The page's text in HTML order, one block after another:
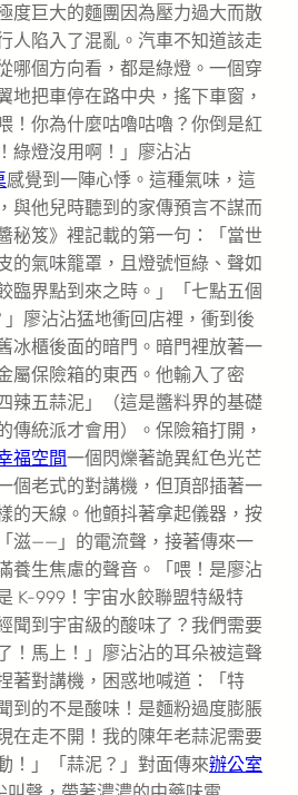
度巨大的麵團因為壓力過大而散
人陷入了混亂。汽車不知道該走
哪個方向看，都是綠燈。一個穿
地把車停在路中央，搖下車窗，
！你為什麼咕嚕咕嚕？你倒是紅
綠燈沒用啊！」廖沾沾
感覺到一陣心悸。這種氣味，這
與他兒時聽到的家傳預言不謀而
秘笈》裡記載的第一句：「當世
的氣味籠罩，且燈號恒綠、聲如
臨界點到來之時。」「七點五個
廖沾沾猛地衝回店裡，衝到後
冰櫃後面的暗門。暗門裡放著一
屬保險箱的東西。他輸入了密
辣五蒜泥」（這是醬料界的基礎
傳統派才會用）。保險箱打開，
福空間一個閃爍著詭異紅色光芒
個老式的對講機，但頂部插著一
的天線。他顫抖著拿起儀器，按
滋——」的電流聲，接著傳來一
養生焦慮的聲音。「喂！是廖沾
K-999！宇宙水餃聯盟特級特
聞到宇宙級的酸味了？我們需要
！馬上！」廖沾沾的耳朵被這聲
著對講機，困惑地喊道：「特
到的不是酸味！是麵粉過度膨脹
在走不開！我的陳年老蒜泥需要
！」「蒜泥？」對面傳來辦公室